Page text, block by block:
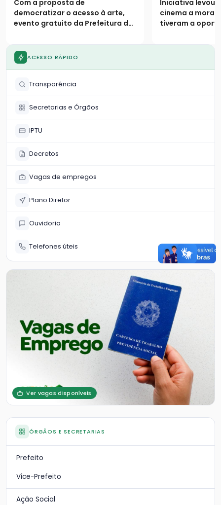
Com a proposta de
democratizar o acesso à arte,
evento gratuito da Prefeitura de
semestral nesta quarta-feira
Bem” no
Iniciativa levou
cinema a
tiveram a
exibição
ACESSO RÁPIDO
Transparência
Secretarias e Órgãos
IPTU
Decretos
Vagas de empregos
Plano Diretor
Ouvidoria
Telefones úteis
Ver vagas disponíveis
ÓRGÃOS E SECRETARIAS
Prefeito
Vice-Prefeito
Ação Social